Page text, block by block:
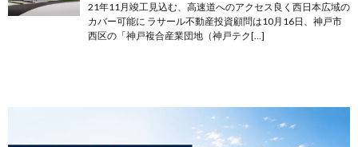
21年11月竣工見込む、高速道へのアクセス良く西日本広域の
カバー可能に ラサール不動産投資顧問は10月16日、神戸市
西区の「神戸複合産業団地（神戸テク[…]